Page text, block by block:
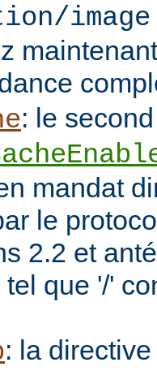
: le
mandat
le
2.2 et
que '/'
: la directive